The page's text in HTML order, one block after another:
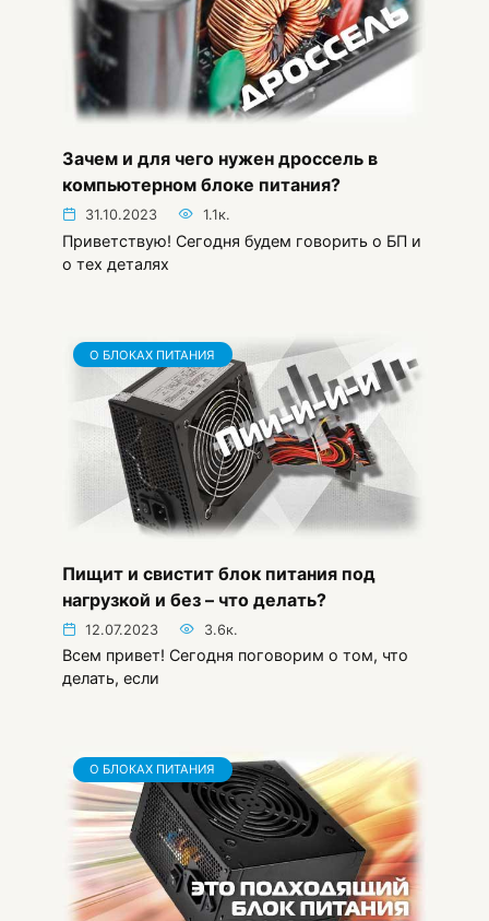
Зачем и для чего нужен дроссель в
компьютерном блоке питания?
31.10.2023 1.1к.
Приветствую! Сегодня будем говорить о БП и
о тех деталях
О БЛОКАХ ПИТАНИЯ
Пищит и свистит блок питания под
нагрузкой и без – что делать?
12.07.2023 3.6к.
Всем привет! Сегодня поговорим о том, что
делать, если
О БЛОКАХ ПИТАНИЯ